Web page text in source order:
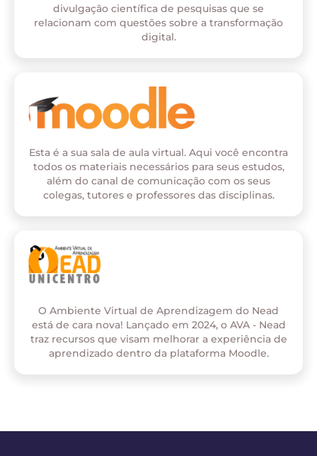
divulgação científica de pesquisas que se
relacionam com questões sobre a transformação
digital.
Esta é a sua sala de aula virtual. Aqui você encontra
todos os materiais necessários para seus estudos,
além do canal de comunicação com os seus
colegas, tutores e professores das disciplinas.
O Ambiente Virtual de Aprendizagem do Nead
está de cara nova! Lançado em 2024, o AVA - Nead
traz recursos que visam melhorar a experiência de
aprendizado dentro da plataforma Moodle.